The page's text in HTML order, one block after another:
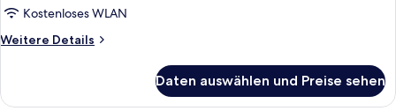
Kostenloses WLAN
Weitere Details
Weitere
1 Einzelbett
Daten auswählen und Preise sehen